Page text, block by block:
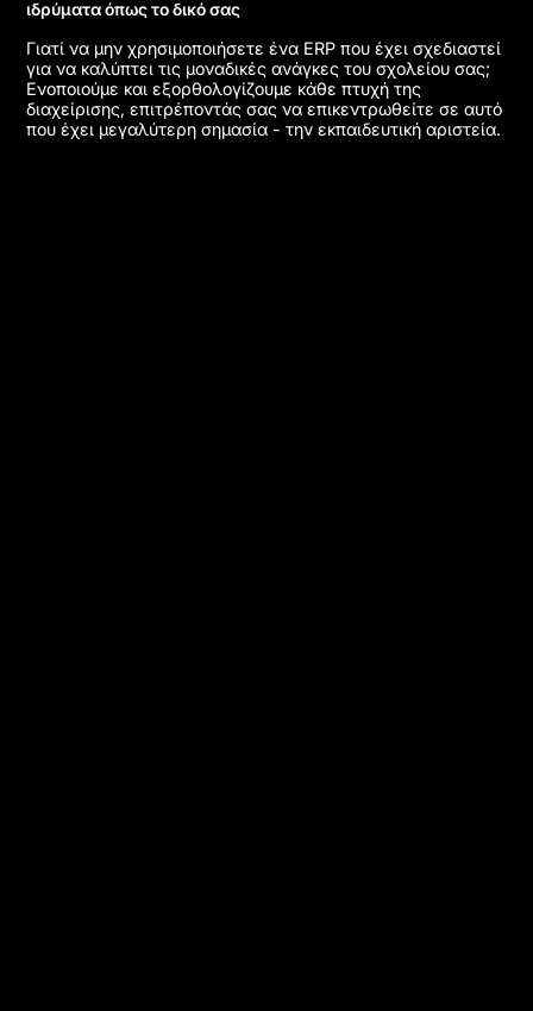
ιδρύματα όπως το δικό σας
Γιατί να μην χρησιμοποιήσετε ένα ERP που έχει σχεδιαστεί
για να καλύπτει τις μοναδικές ανάγκες του σχολείου σας;
Ενοποιούμε και εξορθολογίζουμε κάθε πτυχή της
διαχείρισης, επιτρέποντάς σας να επικεντρωθείτε σε αυτό
που έχει μεγαλύτερη σημασία - την εκπαιδευτική αριστεία.